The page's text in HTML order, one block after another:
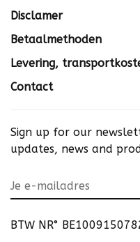
Disclamer
Betaalmethoden
Levering,
Contact
Sign up for our
updates, news and
BTW NR°